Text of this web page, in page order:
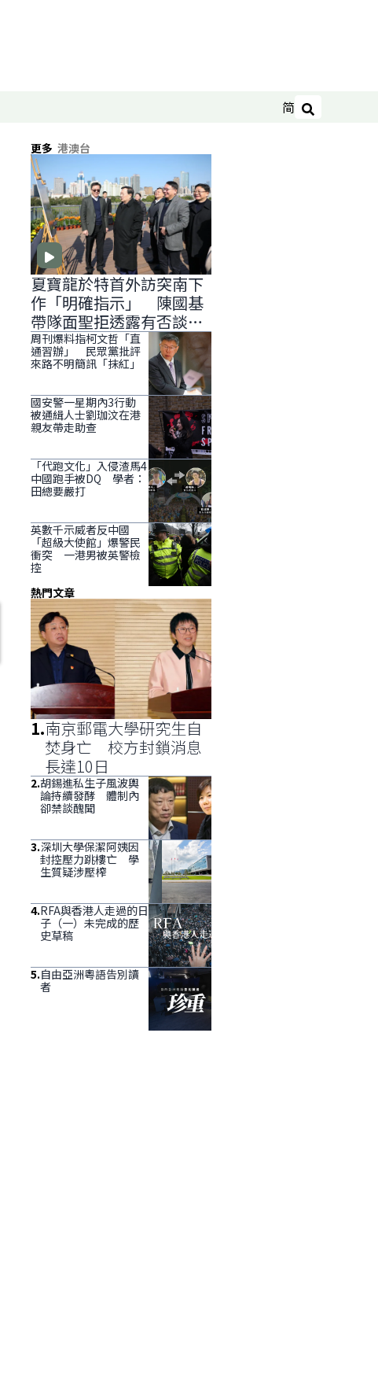
简 搜尋
更多 港澳台
夏寶龍於特首外訪突南下
作「明確指示」 陳國基
帶隊面聖拒透露有否談
「滅赤」
周刊爆料指柯文哲「直
通習辦」 民眾黨批評
來路不明簡訊「抹紅」
國安警一星期內3行動
被通緝人士劉珈汶在港
親友帶走助查
「代跑文化」入侵渣馬4
中國跑手被DQ 學者：
田總要嚴打
英數千示威者反中國
「超級大使館」爆警民
衝突 一港男被英警檢
控
熱門文章
1.南京郵電大學研究生自
焚身亡 校方封鎖消息
長達10日
2.胡錫進私生子風波輿
論持續發酵 體制內
卻禁談醜聞
3.深圳大學保潔阿姨因
封控壓力跳樓亡 學
生質疑涉壓榨
4.RFA與香港人走過的日
子（一）未完成的歷
史草稿
5.自由亞洲粵語告別讀
者